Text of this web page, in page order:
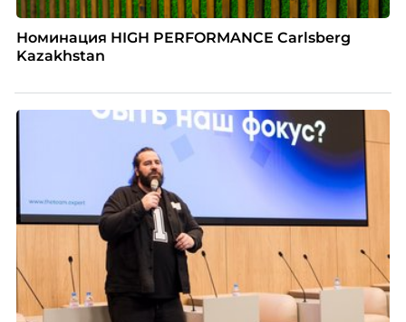
Номинация HIGH PERFORMANCE Carlsberg
Kazakhstan